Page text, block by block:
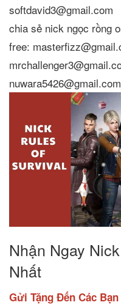
softdavid3@gmail.com
chia sẻ nick ngọc rồng
free:
nuwara5426@gmail.com
Nhận Ngay
Nhất
Gửi Tặng Đến Các